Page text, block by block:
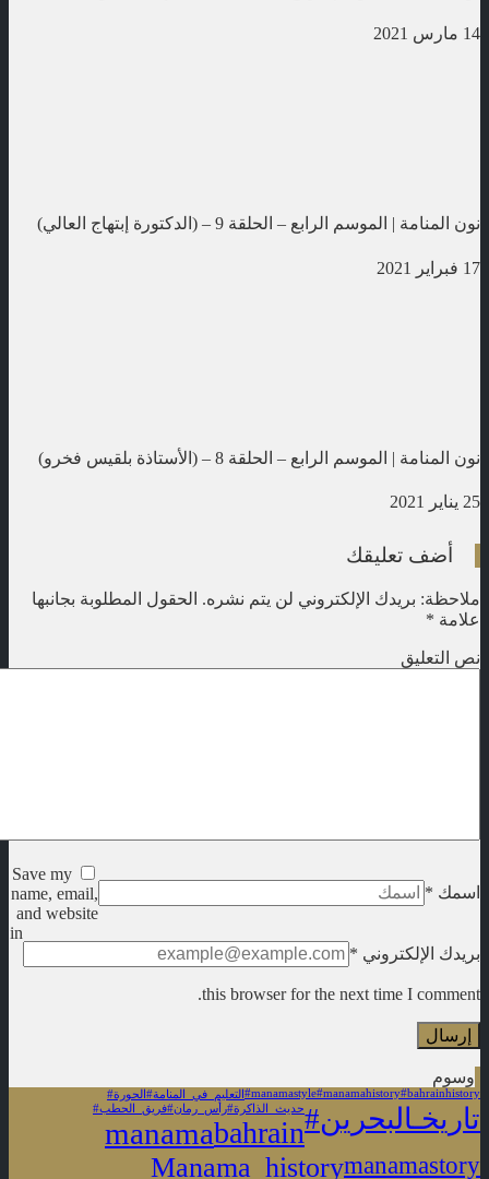
14 مارس 2021
نون المنامة | الموسم الرابع – الحلقة 9 – (الدكتورة إبتهاج العالي)
17 فبراير 2021
نون المنامة | الموسم الرابع – الحلقة 8 – (الأستاذة بلقيس فخرو)
25 يناير 2021
أضف تعليقك
ملاحظة: بريدك الإلكتروني لن يتم نشره. الحقول المطلوبة بجانبها
علامة *
نص التعليق
اسمك *
بريدك الإلكتروني *
Save my
name, email,
and website
in
this browser for the next time I comment.
وسوم
#bahrainhistory
#manamahistory
#manamastyle #التعليم_في_المنامة #الحورة
#تاريخـالبحرين #حديث_الذاكرة #رأس_رمان #فريق_الحطب
bahrain
manama
manamastory
Manama_history